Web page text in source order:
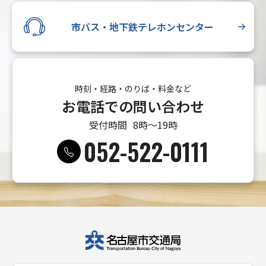
市バス・地下鉄テレホンセンター
時刻・経路・のりば・料金など
お電話での問い合わせ
受付時間 8時〜19時
052-522-0111